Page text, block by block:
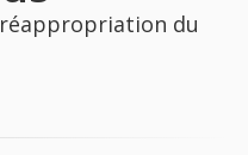
du